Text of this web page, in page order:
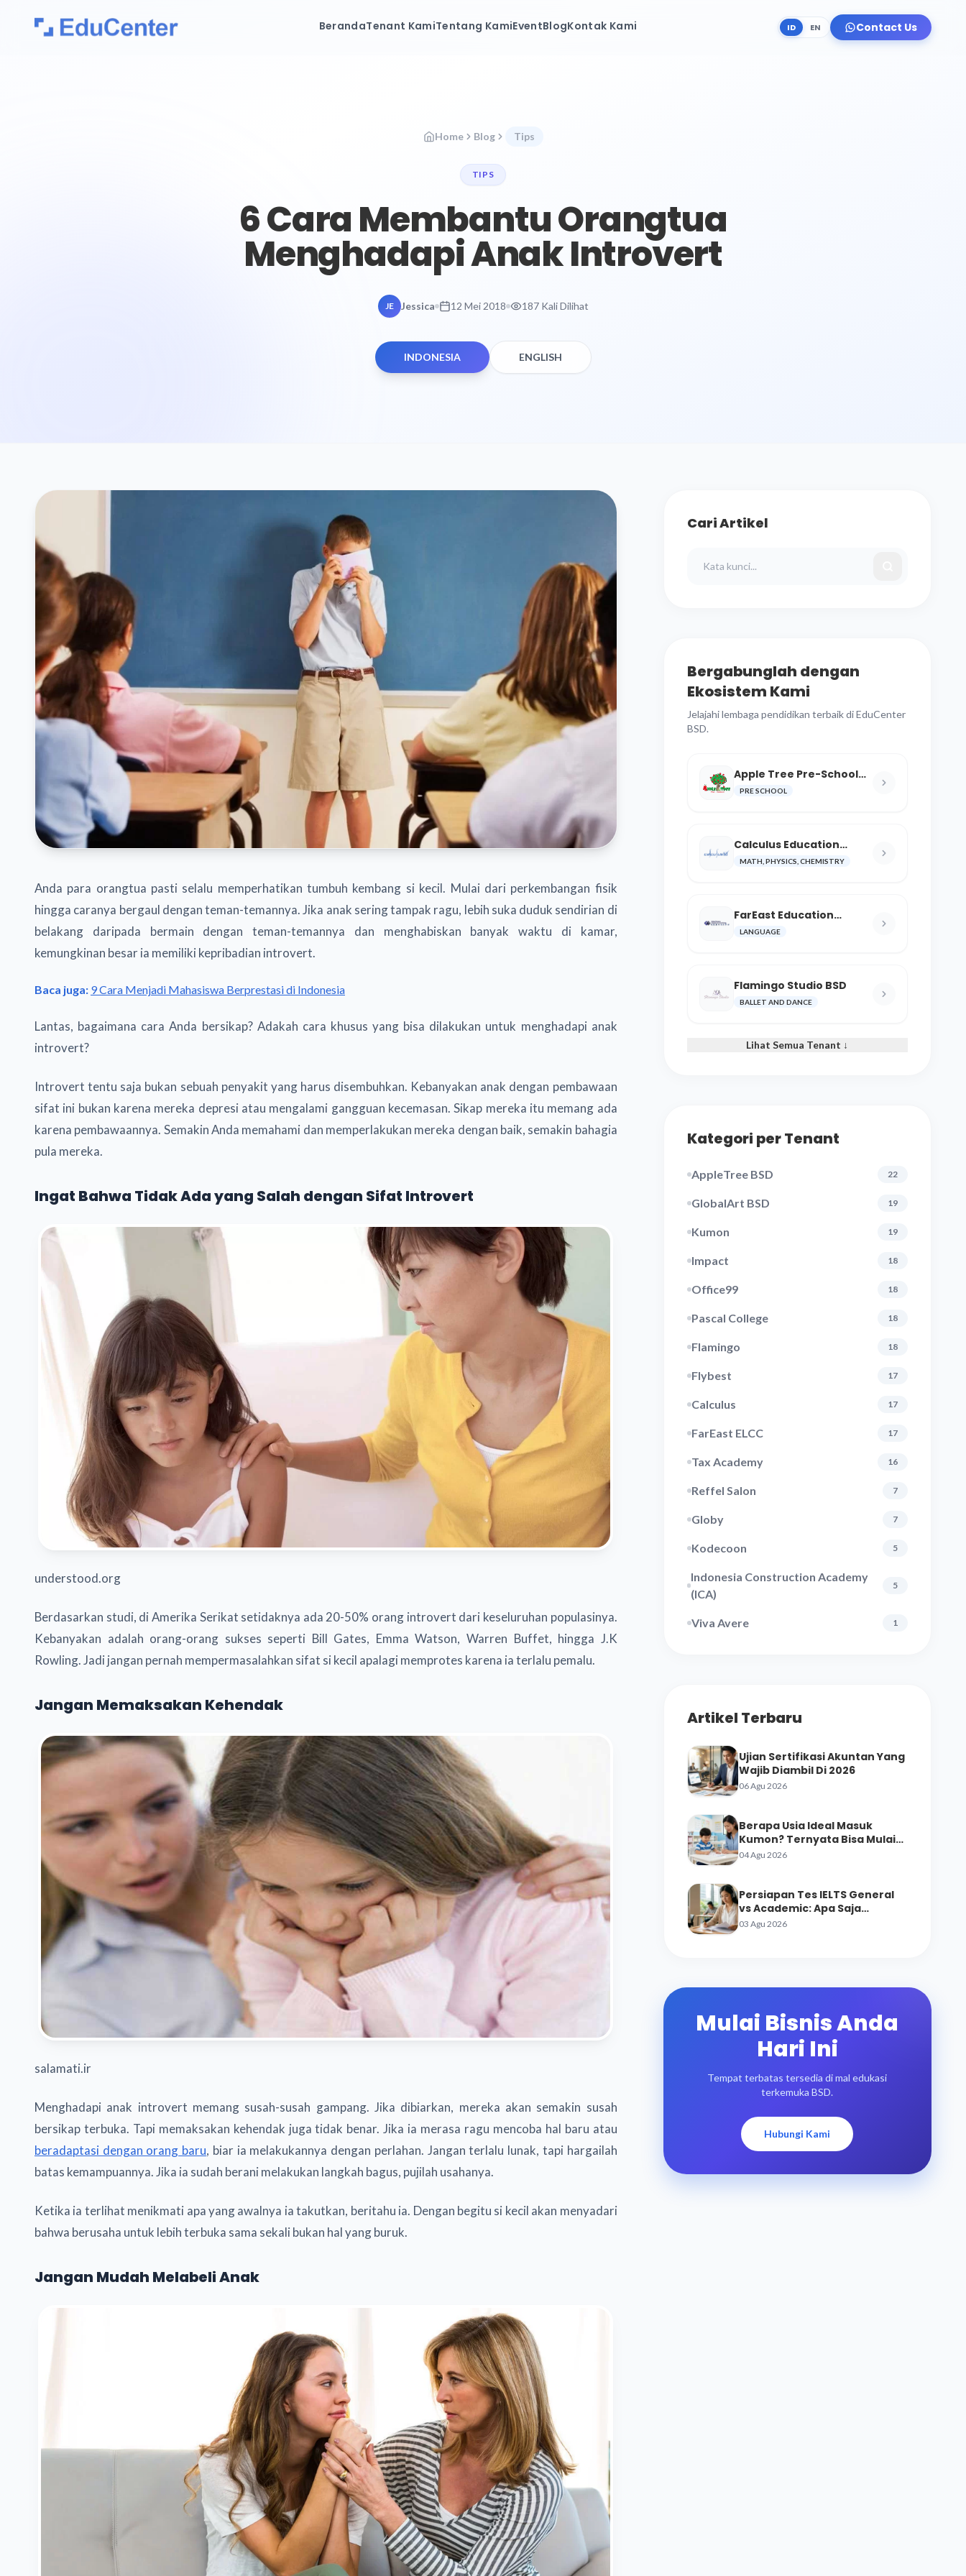
BerandaTenant KamiTentang KamiEventBlogKontak Kami ID EN Contact Us
Home Blog Tips
TIPS
6 Cara Membantu Orangtua
Menghadapi Anak Introvert
JE Jessica 12 Mei 2018 187 Kali Dilihat
INDONESIA ENGLISH
Anda para orangtua pasti selalu memperhatikan tumbuh kembang si kecil. Mulai dari perkembangan fisik
hingga caranya bergaul dengan teman-temannya. Jika anak sering tampak ragu, lebih suka duduk sendirian di
belakang daripada bermain dengan teman-temannya dan menghabiskan banyak waktu di kamar,
kemungkinan besar ia memiliki kepribadian introvert.
Baca juga: 9 Cara Menjadi Mahasiswa Berprestasi di Indonesia
Lantas, bagaimana cara Anda bersikap? Adakah cara khusus yang bisa dilakukan untuk menghadapi anak
introvert?
Introvert tentu saja bukan sebuah penyakit yang harus disembuhkan. Kebanyakan anak dengan pembawaan
sifat ini bukan karena mereka depresi atau mengalami gangguan kecemasan. Sikap mereka itu memang ada
karena pembawaannya. Semakin Anda memahami dan memperlakukan mereka dengan baik, semakin bahagia
pula mereka.
Ingat Bahwa Tidak Ada yang Salah dengan Sifat Introvert
understood.org
Berdasarkan studi, di Amerika Serikat setidaknya ada 20-50% orang introvert dari keseluruhan populasinya.
Kebanyakan adalah orang-orang sukses seperti Bill Gates, Emma Watson, Warren Buffet, hingga J.K
Rowling. Jadi jangan pernah mempermasalahkan sifat si kecil apalagi memprotes karena ia terlalu pemalu.
Jangan Memaksakan Kehendak
salamati.ir
Menghadapi anak introvert memang susah-susah gampang. Jika dibiarkan, mereka akan semakin susah
bersikap terbuka. Tapi memaksakan kehendak juga tidak benar. Jika ia merasa ragu mencoba hal baru atau
beradaptasi dengan orang baru, biar ia melakukannya dengan perlahan. Jangan terlalu lunak, tapi hargailah
batas kemampuannya. Jika ia sudah berani melakukan langkah bagus, pujilah usahanya.
Ketika ia terlihat menikmati apa yang awalnya ia takutkan, beritahu ia. Dengan begitu si kecil akan menyadari
bahwa berusaha untuk lebih terbuka sama sekali bukan hal yang buruk.
Jangan Mudah Melabeli Anak
Cari Artikel
Bergabunglah dengan
Ekosistem Kami
Jelajahi lembaga pendidikan terbaik di EduCenter
BSD.
Apple Tree Pre-School
BSD
PRE SCHOOL
Calculus Education
Center
MATH, PHYSICS, CHEMISTRY
FarEast Education
Language and Cultural
Center
LANGUAGE
Flamingo Studio BSD
BALLET AND DANCE
Lihat Semua Tenant ↓
Kategori per Tenant
AppleTree BSD 22
GlobalArt BSD 19
Kumon 19
Impact 18
Office99 18
Pascal College 18
Flamingo 18
Flybest 17
Calculus 17
FarEast ELCC 17
Tax Academy 16
Reffel Salon 7
Globy 7
Kodecoon 5
Indonesia Construction Academy
(ICA)
5
Viva Avere 1
Artikel Terbaru
Ujian Sertifikasi Akuntan Yang
Wajib Diambil Di 2026
06 Agu 2026
Berapa Usia Ideal Masuk
Kumon? Ternyata Bisa Mulai
dari Prasekolah
04 Agu 2026
Persiapan Tes IELTS General
vs Academic: Apa Saja
Perbedaan Materinya?
03 Agu 2026
Mulai Bisnis Anda
Hari Ini
Tempat terbatas tersedia di mal edukasi
terkemuka BSD.
Hubungi Kami